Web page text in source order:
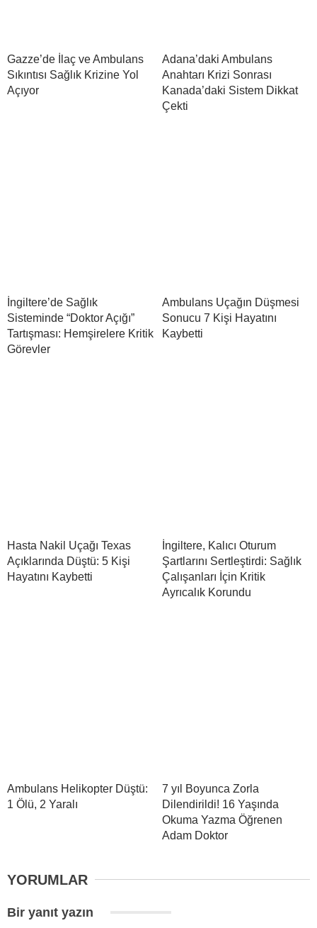
Gazze’de İlaç ve Ambulans
Sıkıntısı Sağlık Krizine Yol
Açıyor
Adana’daki Ambulans
Anahtarı Krizi Sonrası
Kanada’daki Sistem Dikkat
Çekti
İngiltere’de Sağlık
Sisteminde “Doktor Açığı”
Tartışması: Hemşirelere Kritik
Görevler
Ambulans Uçağın Düşmesi
Sonucu 7 Kişi Hayatını
Kaybetti
Hasta Nakil Uçağı Texas
Açıklarında Düştü: 5 Kişi
Hayatını Kaybetti
İngiltere, Kalıcı Oturum
Şartlarını Sertleştirdi: Sağlık
Çalışanları İçin Kritik
Ayrıcalık Korundu
Ambulans Helikopter Düştü:
1 Ölü, 2 Yaralı
7 yıl Boyunca Zorla
Dilendirildi! 16 Yaşında
Okuma Yazma Öğrenen
Adam Doktor
YORUMLAR
Bir yanıt yazın